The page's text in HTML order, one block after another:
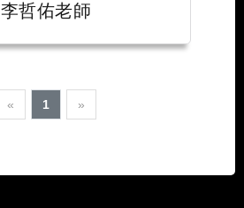
李哲佑老師
« 1 »